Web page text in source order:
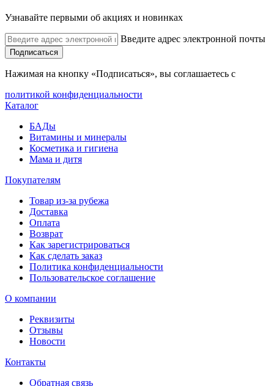
Узнавайте первыми об акциях и новинках
Введите адрес электронной почты
Подписаться
Нажимая на кнопку «Подписаться», вы соглашаетесь с
политикой конфиденциальности
Каталог
БАДы
Витамины и минералы
Косметика и гигиена
Мама и дитя
Покупателям
Товар из-за рубежа
Доставка
Оплата
Возврат
Как зарегистрироваться
Как сделать заказ
Политика конфиденциальности
Пользовательское соглашение
О компании
Реквизиты
Отзывы
Новости
Контакты
Обратная связь